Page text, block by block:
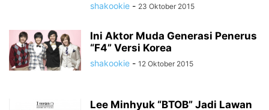
shakookie - 23 Oktober 2015
Ini Aktor Muda Generasi Penerus
“F4” Versi Korea
shakookie - 12 Oktober 2015
Lee Minhyuk “BTOB” Jadi Lawan